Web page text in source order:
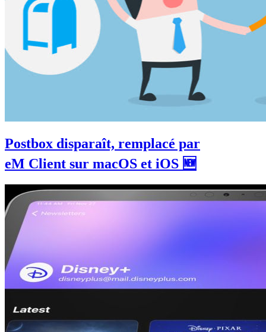
Postbox disparaît, remplacé par
eM Client sur macOS et iOS 🆕